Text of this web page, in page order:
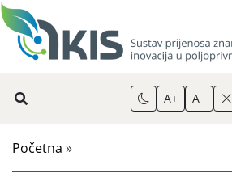
A+ A−
Početna »